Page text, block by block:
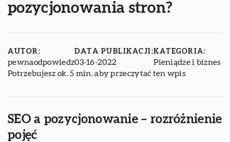
pozycjonowania stron?
AUTOR:
pewnaodpowiedz
DATA PUBLIKACJI:
03-16-2022
KATEGORIA:
Pieniądze i biznes
Potrzebujesz ok. 5 min. aby przeczytać ten wpis
SEO a pozycjonowanie – rozróżnienie
pojęć